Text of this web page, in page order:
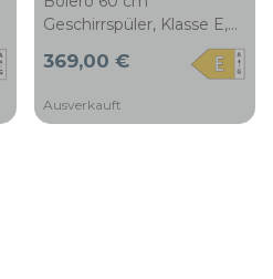
Geschirrspüler, Klasse E,
13 Bezüge, 6 Programme,
mit Dry+, Half Load und
369,00 €
Ausverkauft